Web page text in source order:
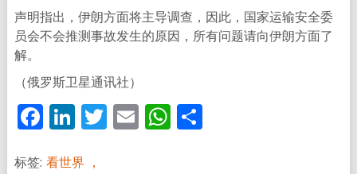
声明指出，伊朗方面将主导调查，因此，国家运输安全委
员会不会推测事故发生的原因，所有问题请向伊朗方面了
解。
（俄罗斯卫星通讯社）
Facebook
LinkedIn
Twitter
EmailWhatsApp
分
标签: 看世界 ，